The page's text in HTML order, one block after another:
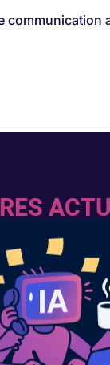
communication